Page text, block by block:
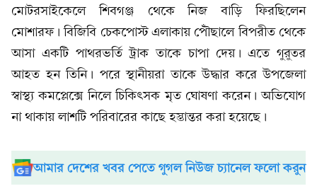
মোটরসাইকেলে শিবগঞ্জ থেকে নিজ বাড়ি ফিরছিলেন
মোশারফ। বিজিবি চেকপোস্ট এলাকায় পৌঁছালে বিপরীত থেকে
আসা একটি পাথরভর্তি ট্রাক তাকে চাপা দেয়। এতে গুরুতর
আহত হন তিনি। পরে স্থানীয়রা তাকে উদ্ধার করে উপজেলা
স্বাস্থ্য কমপ্লেক্সে নিলে চিকিৎসক মৃত ঘোষণা করেন। অভিযোগ
না থাকায় লাশটি পরিবারের কাছে হস্তান্তর করা হয়েছে।
আমার দেশের খবর পেতে গুগল নিউজ চ্যানেল ফলো করুন